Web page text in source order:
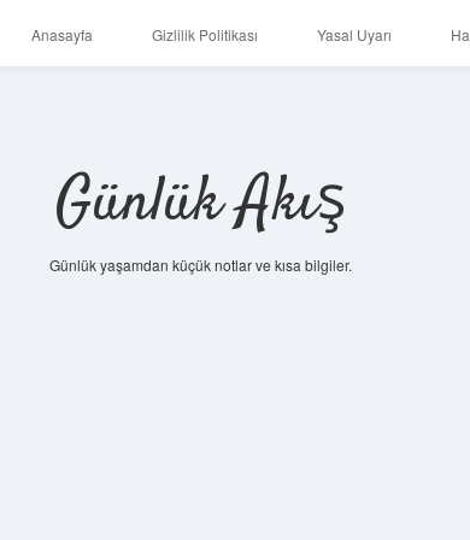
Anasayfa Gizlilik Politikası Yasal Uyarı
Günlük Akış
Günlük yaşamdan küçük notlar ve kısa bilgiler.